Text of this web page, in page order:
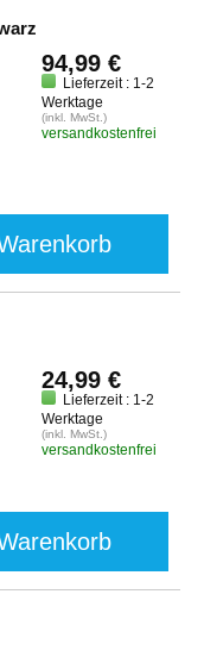
94,99 €
Lieferzeit : 1-2
Werktage
(inkl. MwSt.)
versandkostenfrei
24,99 €
Lieferzeit : 1-2
Werktage
(inkl. MwSt.)
versandkostenfrei